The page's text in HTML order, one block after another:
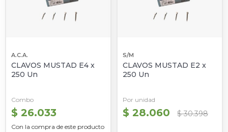
A.C.A.
CLAVOS MUSTAD E4 x
250 Un
Combo
$ 26.033
Con la compra de este producto
S/M
CLAVOS MUSTAD E2 x
250 Un
Por unidad
$ 28.060 $ 30.398